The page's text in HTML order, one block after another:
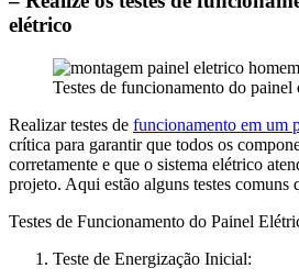
elétrico
Testes de funcionamento do painel
Realizar testes de funcionamento em um
crítica para garantir que todos os
corretamente e que o sistema elétrico
projeto. Aqui estão alguns testes comuns
Testes de Funcionamento do Painel
Teste de Energização Inicial: